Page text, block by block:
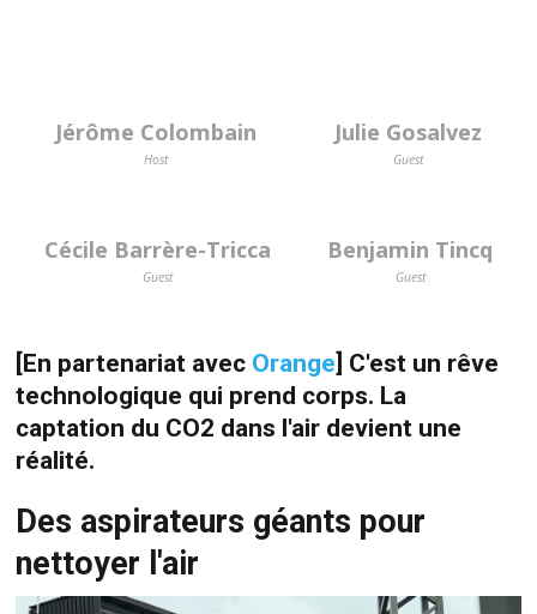
Jérôme Colombain
Host
Julie Gosalvez
Guest
Cécile Barrère-Tricca
Guest
Benjamin Tincq
Guest
[En partenariat avec Orange] C'est un rêve
technologique qui prend corps. La
captation du CO2 dans l'air devient une
réalité.
Des aspirateurs géants pour
nettoyer l'air